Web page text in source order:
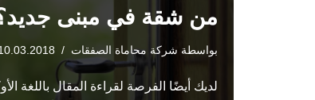
من شقة في مبنى
بواسطة شركة محاماة الصفقات
لديك أيضًا الفرصة لقراءة المقال باللغة